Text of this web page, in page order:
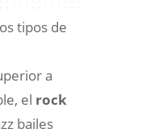
tipos de
a
el rock
bailes